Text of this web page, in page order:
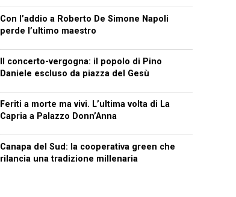
Con l’addio a Roberto De Simone Napoli
perde l’ultimo maestro
Il concerto-vergogna: il popolo di Pino
Daniele escluso da piazza del Gesù
Feriti a morte ma vivi. L’ultima volta di La
Capria a Palazzo Donn’Anna
Canapa del Sud: la cooperativa green che
rilancia una tradizione millenaria